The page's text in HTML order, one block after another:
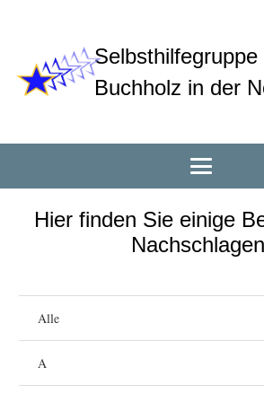
Buchholz in der
Hier finden Sie einige
Alle
A